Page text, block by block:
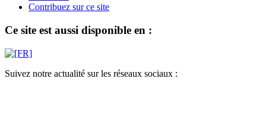
Contribuez sur ce site
Ce site est aussi disponible en :
Suivez notre actualité sur les réseaux sociaux :